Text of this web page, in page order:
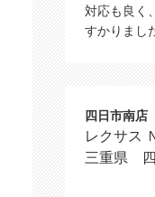
対応も良く
すかりまし
四日市南店
レクサス
三重県 四